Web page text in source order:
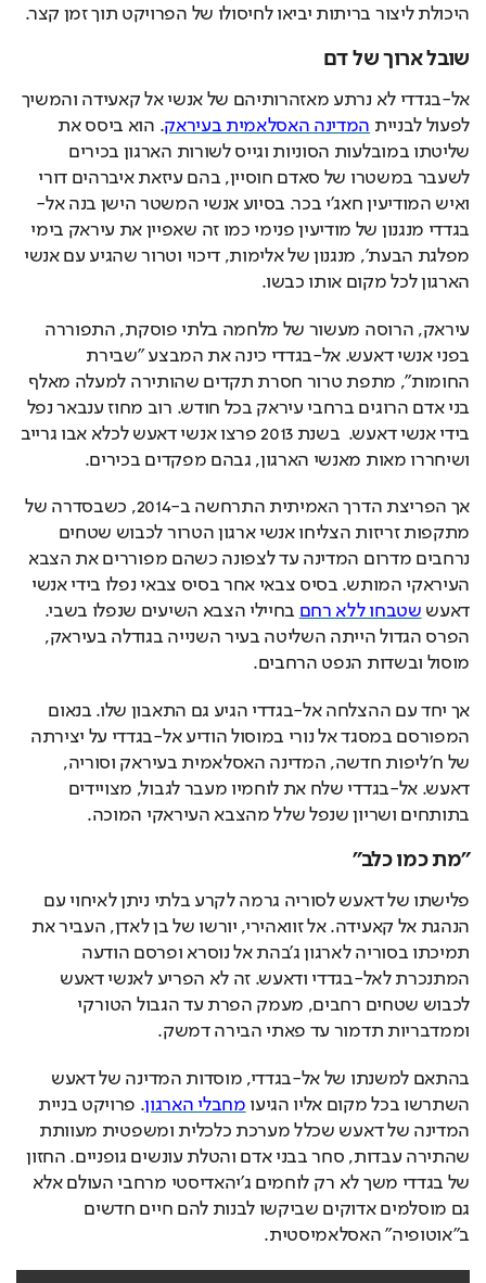
היכולת ליצור בריתות יביאו לחיסולו של הפרויקט תוך זמן קצר.
שובל ארוך של דם
אל-בגדדי לא נרתע מאזהרותיהם של אנשי אל קאעידה והמשיך
לפעול לבניית המדינה האסלאמית בעיראק
. הוא ביסס את
שליטתו במובלעות הסוניות וגייס לשורות הארגון בכירים
לשעבר במשטרו של סאדם חוסיין, בהם עיזאת איברהים דורי
ואיש המודיעין חאג'י בכר. בסיוע אנשי המשטר הישן בנה אל-
בגדדי מנגנון של מודיעין פנימי כמו זה שאפיין את עיראק בימי
מפלגת הבעת', מנגנון של אלימות, דיכוי וטרור שהגיע עם אנשי
הארגון לכל מקום אותו כבשו.
עיראק, הרוסה מעשור של מלחמה בלתי פוסקת, התפוררה
בפני אנשי דאעש. אל-בגדדי כינה את המבצע "שבירת
החומות", מתפת טרור חסרת תקדים שהותירה למעלה מאלף
בני אדם הרוגים ברחבי עיראק בכל חודש. רוב מחוז ענבאר נפל
בידי אנשי דאעש.  בשנת 2013 פרצו אנשי דאעש לכלא אבו גרייב
ושיחררו מאות מאנשי הארגון, גבהם מפקדים בכירים.
אך הפריצת הדרך האמיתית התרחשה ב-2014, כשבסדרה של
מתקפות זריזות הצליחו אנשי ארגון הטרור לכבוש שטחים
נרחבים מדרום המדינה עד לצפונה כשהם מפוררים את הצבא
העיראקי המותש. בסיס צבאי אחר בסיס צבאי נפלו בידי אנשי
דאעש שטבחו ללא רחם
בחיילי הצבא השיעים שנפלו בשבי.
הפרס הגדול הייתה השליטה בעיר השנייה בגודלה בעיראק,
מוסול ובשדות הנפט הרחבים.
אך יחד עם ההצלחה אל-בגדדי הגיע גם התאבון שלו. בנאום
המפורסם במסגד אל נורי במוסול הודיע אל-בגדדי על יצירתה
של ח'ליפות חדשה, המדינה האסלאמית בעיראק וסוריה,
דאעש. אל-בגדדי שלח את לוחמיו מעבר לגבול, מצויידים
בתותחים ושריון שנפל שלל מהצבא העיראקי המוכה.
"מת כמו כלב"
פלישתו של דאעש לסוריה גרמה לקרע בלתי ניתן לאיחוי עם
הנהגת אל קאעידה. אל זוואהירי, יורשו של בן לאדן, העביר את
תמיכתו בסוריה לארגון ג'בהת אל נוסרא ופרסם הודעה
המתנכרת לאל-בגדדי ודאעש. זה לא הפריע לאנשי דאעש
לכבוש שטחים רחבים, מעמק הפרת עד הגבול הטורקי
וממדבריות תדמור עד פאתי הבירה דמשק.
בהתאם למשנתו של אל-בגדדי, מוסדות המדינה של דאעש
השתרשו בכל מקום אליו הגיעו מחבלי הארגון
. פרויקט בניית
המדינה של דאעש שכלל מערכת כלכלית ומשפטית מעוותת
שהתירה עבדות, סחר בבני אדם והטלת עונשים גופניים. החזון
של בגדדי משך לא רק לוחמים ג'יהאדיסטי מרחבי העולם אלא
גם מוסלמים אדוקים שביקשו לבנות להם חיים חדשים
ב"אוטופיה" האסלאמיסטית.